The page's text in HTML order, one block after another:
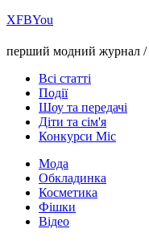
ХFBYou
перший модний журнал /
Всі статті
Події
Шоу та передачі
Діти та сім'я
Конкурси Міс
Мода
Обкладинка
Косметика
Фішки
Відео